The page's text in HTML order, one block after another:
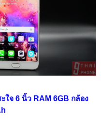
ใจ 6 นิ้ว RAM 6GB กล้อง